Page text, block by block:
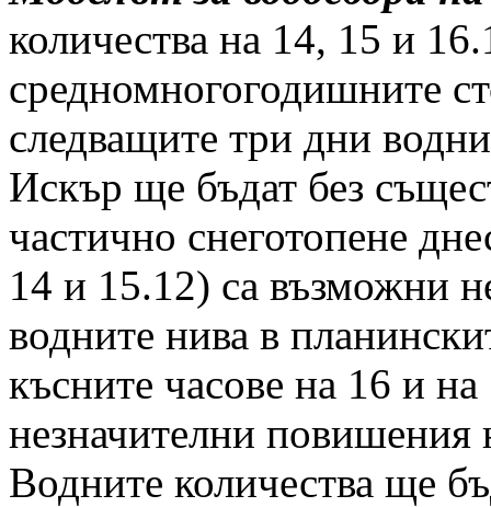
количества на 14, 15 и
средномногогодишните
следващите три дни
Искър ще бъдат без
частично снеготопене
14 и 15.12) са възможни
водните нива в
късните часове на 16 и
незначителни повишения
Водните количества ще